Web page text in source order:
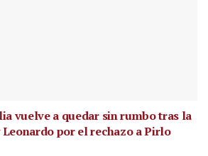
vuelve a quedar sin rumbo tras la
por el rechazo a Pirlo